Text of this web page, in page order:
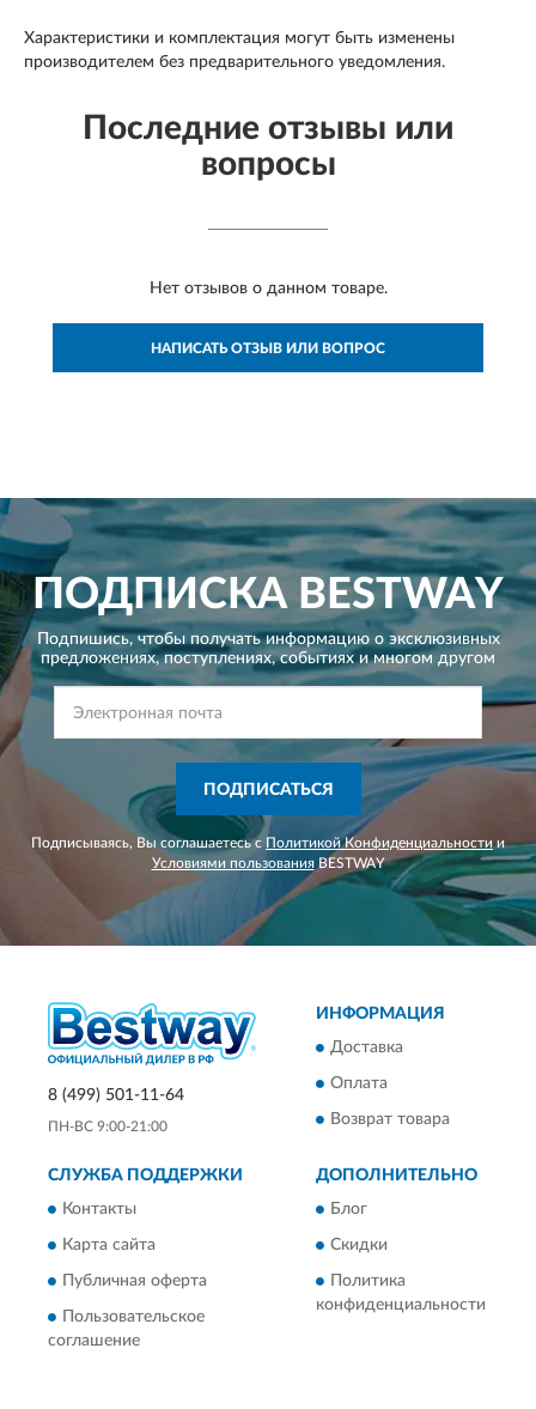
Характеристики и комплектация могут быть изменены
производителем без предварительного уведомления.
Последние отзывы или
вопросы
Нет отзывов о данном товаре.
НАПИСАТЬ ОТЗЫВ ИЛИ ВОПРОС
ПОДПИСКАBESTWAY
Подпишись, чтобы получать информацию о эксклюзивных
предложениях,поступлениях, событиях и многом другом
ПОДПИСАТЬСЯ
Подписываясь, Вы соглашаетесь с Политикой Конфиденциальности и
Условиями пользованияBESTWAY
8 (499) 501-11-64
ПН-ВС 9:00-21:00
ИНФОРМАЦИЯ
Доставка
Оплата
Возврат товара
СЛУЖБА ПОДДЕРЖКИ
Контакты
Карта сайта
Публичная оферта
Пользовательское
соглашение
ДОПОЛНИТЕЛЬНО
Блог
Скидки
Политика
конфиденциальности